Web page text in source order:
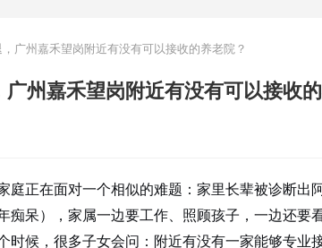
广州嘉禾望岗附近有没有可以接收的养老院？
州嘉禾望岗附近有没有可以接收
庭正在面对一个相似的难题：家里长辈被诊断出
痴呆），家属一边要工作、照顾孩子，一边还要
时候，很多子女会问：附近有没有一家能够专业